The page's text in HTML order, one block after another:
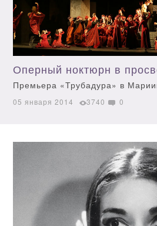
Оперный ноктюрн в
Премьера «Трубадура» в
05 января 2014 3740 0